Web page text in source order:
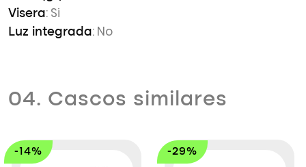
Visera: Si
Luz integrada: No
04. Cascos similares
-14% -29%